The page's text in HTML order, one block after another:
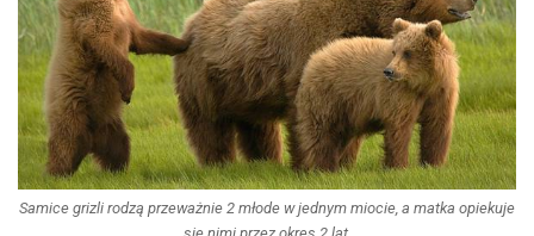
Samice grizli rodzą przeważnie 2 młode w jednym miocie, a matka opiekuje